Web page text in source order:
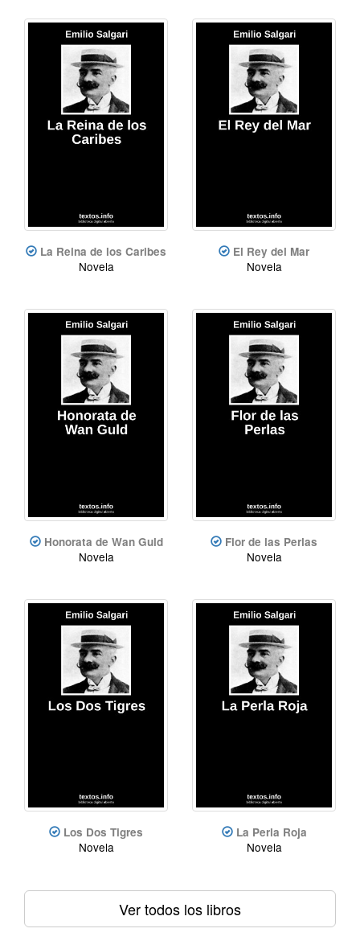
La Reina de los Caribes
Novela
El Rey del Mar
Novela
Honorata de Wan Guld
Novela
Flor de las Perlas
Novela
Los Dos Tigres
Novela
La Perla Roja
Novela
Ver todos los libros